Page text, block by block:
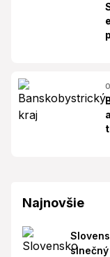
Najnovšie